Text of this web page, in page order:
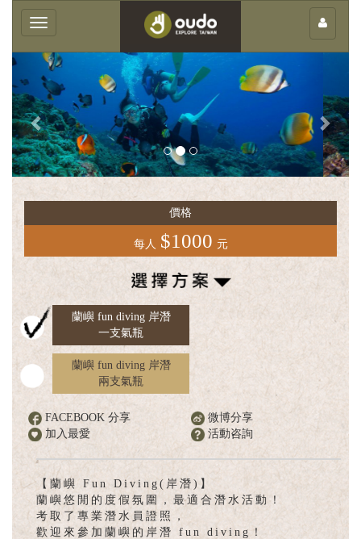
客
庄
團
服
務
English
×
Toggle
navigation
Previous
價格
每人 $1000 元
蘭嶼 fun diving 岸潛
一支氣瓶
蘭嶼 fun diving 岸潛
兩支氣瓶
FACEBOOK 分享
微博分享
加入最愛
活動咨詢
【蘭嶼 Fun Diving(岸潛)】
蘭嶼悠閒的度假氛圍，最適合潛水活動！
考取了專業潛水員證照，
歡迎來參加蘭嶼的岸潛 fun diving！